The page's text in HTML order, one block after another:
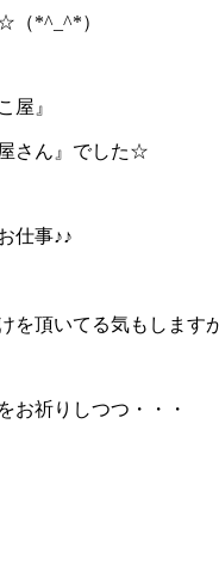
（*^_^*）
屋』
さん』でした☆
仕事♪♪
を頂いてる気もします
お祈りしつつ・・・